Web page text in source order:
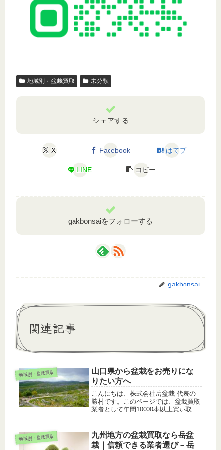
地域別・盆栽買取 未分類
シェアする
X Facebook はてブ
LINE コピー
gakbonsaiをフォローする
gakbonsai
関連記事
地域別・盆栽買取
山口県から盆栽をお売りにな
りたい方へ
こんにちは、株式会社岳盆栽 代表の
勝村です。このページでは、盆栽買取
業者として年間10000本以上買い取る
の地域です。イメージしやすくするた
めに、盆栽愛好家さんのご家族・「...
地域別・盆栽買取
九州地方の盆栽買取なら岳盆
栽｜信頼できる業者選び – 岳